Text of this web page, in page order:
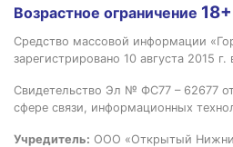
Возрастное ограничение 18+
Средство массовой информации
зарегистрировано 10 августа 2015
Свидетельство Эл № ФС77 – 62677
сфере связи, информационных
Учредитель: ООО «Открытый